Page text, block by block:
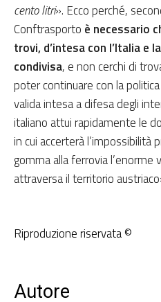
cento litri». Ecco perché,
Conftrasporto è necessario
trovi, d’intesa con l’Italia e
condivisa, e non cerchi di
poter continuare con la
valida intesa a difesa degli
italiano attui rapidamente le
in cui accerterà l’impossibilità
gomma alla ferrovia l’enorme
attraversa il territorio
Riproduzione riservata ©
Autore